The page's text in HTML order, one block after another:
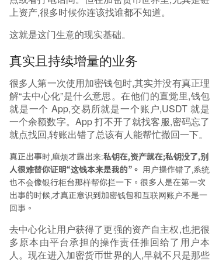
上资产,很多时候你连该找谁都不知道。
这就是这门生意的现实基础。
真实且持续增量的业务
很多人第一次使用加密钱包时,其实并没有真正理
解“去中心化”是什么意思。在他们的直觉里,钱包
就是一个 App,交易所就是一个账户,USDT 就是
一个余额数字。App 打不开了就找客服,密码忘了
就点找回,转账出错了总该有人能帮忙撤回一下。
真正出事时,麻烦才露出来:私钥在,资产就在;私钥没了,别
人很难替你证明“这钱本来是我的”。 用户操作错了,系统
也不会像银行柜台那样帮你拦一下。很多人是在第一次
出事的时候,才真正意识到加密钱包和互联网账户不是一
回事。
去中心化让用户获得了更强的资产自主权,也把很
多原本由平台承担的操作责任推回给了用户本
人。现在进入加密货币世界的人,早就不只是那些